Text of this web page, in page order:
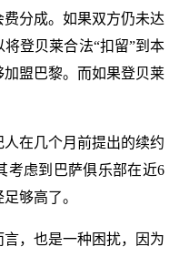
分成。如果双方仍未达
登贝莱合法“扣留”到本
盟巴黎。而如果登贝莱
在几个月前提出的续约
考虑到巴萨俱乐部在近6
够高了。
，也是一种困扰，因为